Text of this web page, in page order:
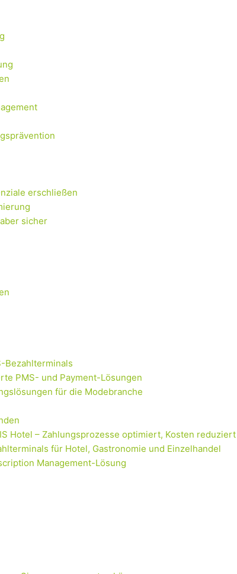
erschließen
sicher
Bezahlterminals
PMS- und Payment-Lösungen
für die Modebranche
Hotel – Zahlungsprozesse optimiert, Kosten reduziert
für Hotel, Gastronomie und Einzelhandel
Management-Lösung